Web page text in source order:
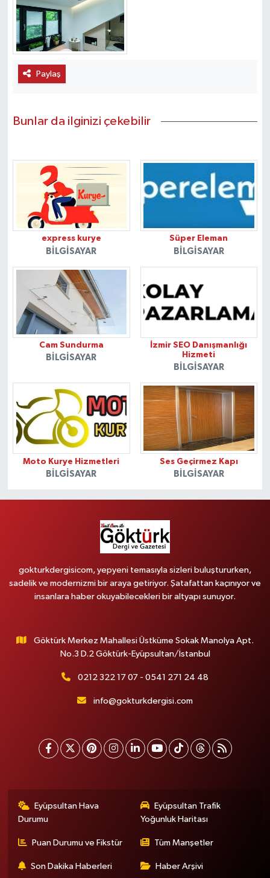
Paylaş
Bunlar da ilginizi çekebilir
express kurye
BILGISAYAR
Süper Eleman
BILGISAYAR
Cam Sundurma
BILGISAYAR
İzmir SEO Danışmanlığı
Hizmeti
BILGISAYAR
Moto Kurye Hizmetleri
BILGISAYAR
Ses Geçirmez Kapı
BILGISAYAR
gokturkdergisicom, yepyeni temasıyla sizleri buluştururken,
sadelik ve modernizmi bir araya getiriyor. Şatafattan kaçınıyor ve
insanlara haber okuyabilecekleri bir altyapı sunuyor.
Göktürk Merkez Mahallesi Üstküme Sokak Manolya Apt.
No.3 D.2 Göktürk-Eyüpsultan/İstanbul
0212 322 17 07 - 0541 271 24 48
info@gokturkdergisi.com
Eyüpsultan Hava
Durumu
Eyüpsultan Trafik
Yoğunluk Haritası
Puan Durumu ve Fikstür Tüm Manşetler
Son Dakika Haberleri Haber Arşivi